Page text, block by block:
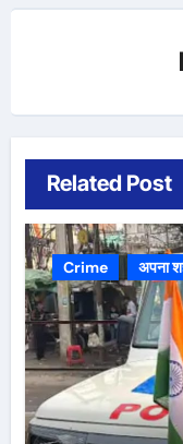
Related Post
Crime अपना